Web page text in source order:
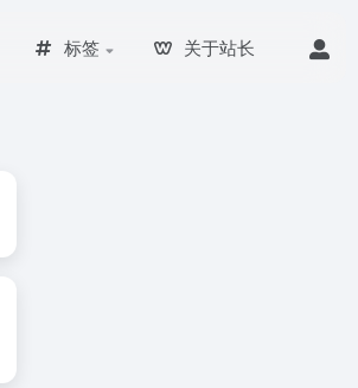
标签 关于站长